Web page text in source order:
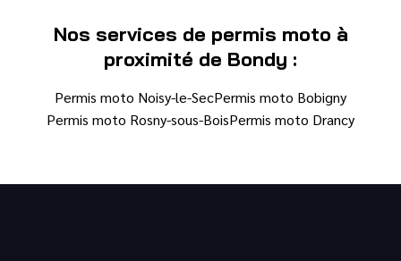
Nos services de permis moto à
proximité de Bondy :
Permis moto Noisy-le-SecPermis moto Bobigny
Permis moto Rosny-sous-BoisPermis moto Drancy